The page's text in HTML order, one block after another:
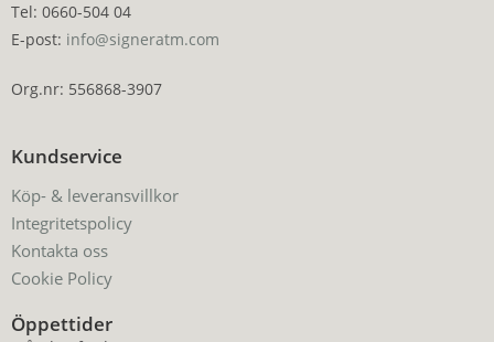
Tel: 0660-504 04
E-post: info@signeratm.com
Org.nr: 556868-3907
Kundservice
Köp- & leveransvillkor
Integritetspolicy
Kontakta oss
Cookie Policy
Öppettider